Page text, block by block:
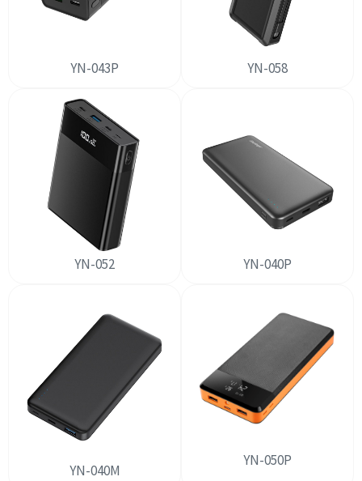
YN-043P YN-058
YN-052 YN-040P
YN-040M
YN-050P